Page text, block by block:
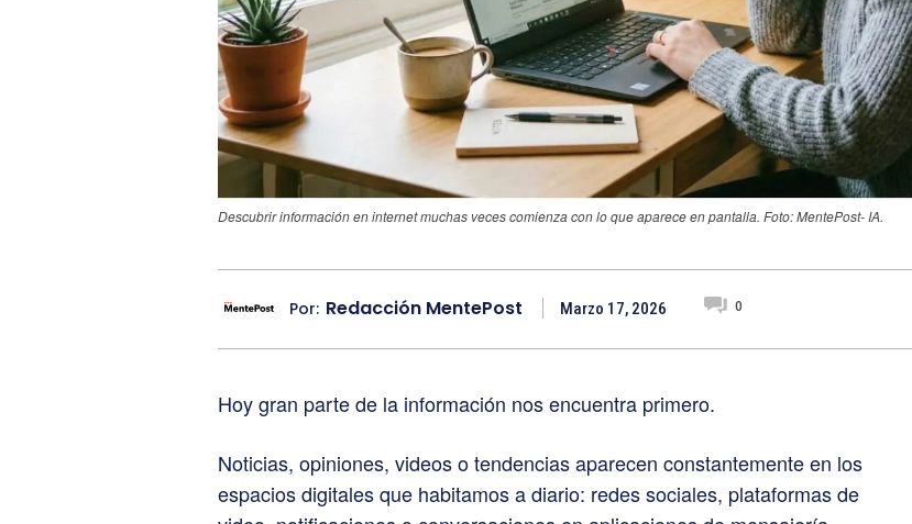
Descubrir información en internet muchas veces comienza con lo que aparece en pantalla. Foto: MentePost- IA.
Por: Redacción MentePost Marzo 17, 2026 0
Hoy gran parte de la información nos encuentra primero.
Noticias, opiniones, videos o tendencias aparecen constantemente en los
espacios digitales que habitamos a diario: redes sociales, plataformas de